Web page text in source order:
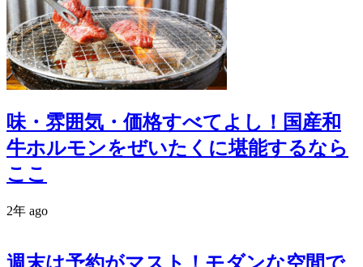
味・雰囲気・価格すべてよし！国産和
牛ホルモンをぜいたくに堪能するなら
ここ
2年 ago